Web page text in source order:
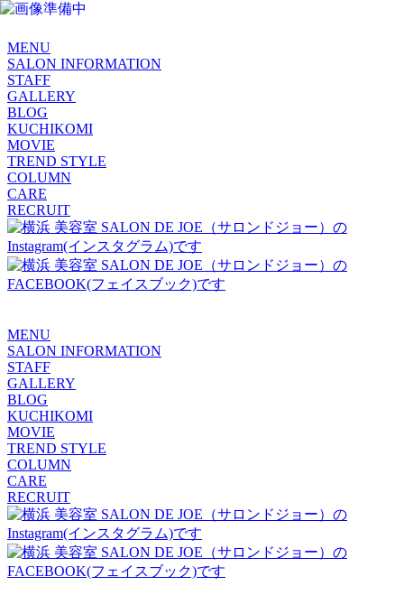
MENU
SALON INFORMATION
STAFF
GALLERY
BLOG
KUCHIKOMI
MOVIE
TREND STYLE
COLUMN
CARE
RECRUIT
MENU
SALON INFORMATION
STAFF
GALLERY
BLOG
KUCHIKOMI
MOVIE
TREND STYLE
COLUMN
CARE
RECRUIT